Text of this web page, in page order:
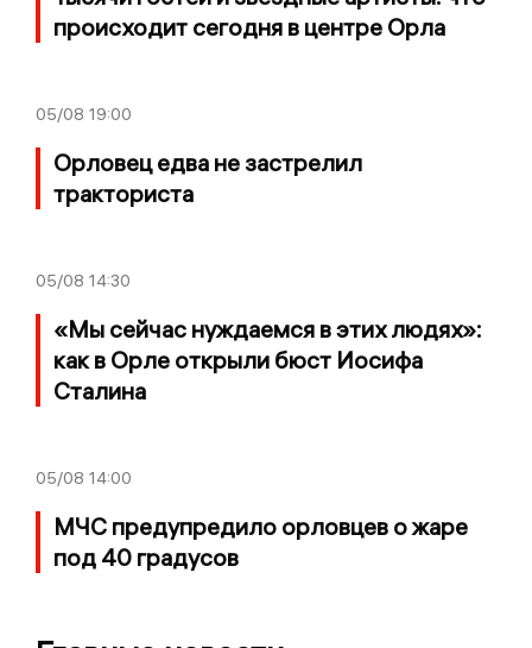
происходит сегодня в центре Орла
05/08 19:00
Орловец едва не застрелил
тракториста
05/08 14:30
«Мы сейчас нуждаемся в этих людях»:
как в Орле открыли бюст Иосифа
Сталина
05/08 14:00
МЧС предупредило орловцев о жаре
под 40 градусов